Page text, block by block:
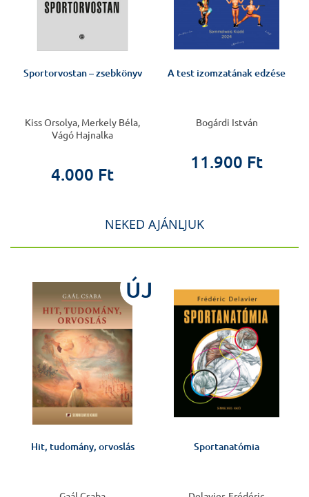
Sportorvostan – zsebkönyv
Kiss Orsolya, Merkely Béla,
Vágó Hajnalka
4.000 Ft
A test izomzatának edzése
Bogárdi István
11.900 Ft
NEKED AJÁNLJUK
ÚJ
Hit, tudomány, orvoslás Sportanatómia